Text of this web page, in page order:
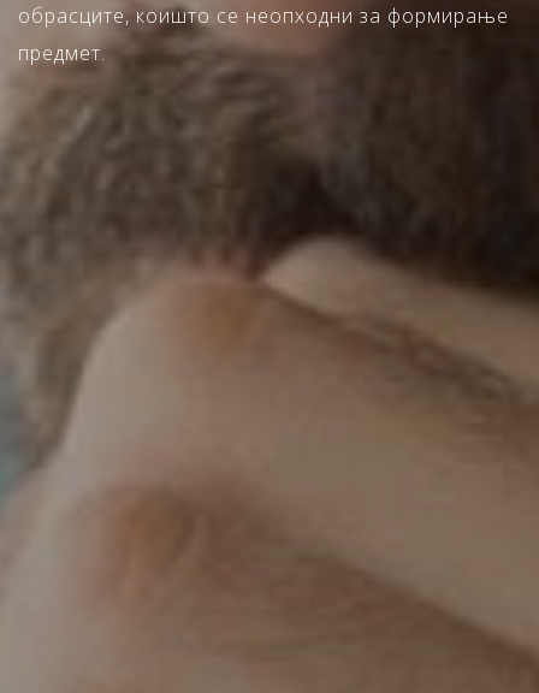
обрасците, коишто се неопходни за формирање
предмет.